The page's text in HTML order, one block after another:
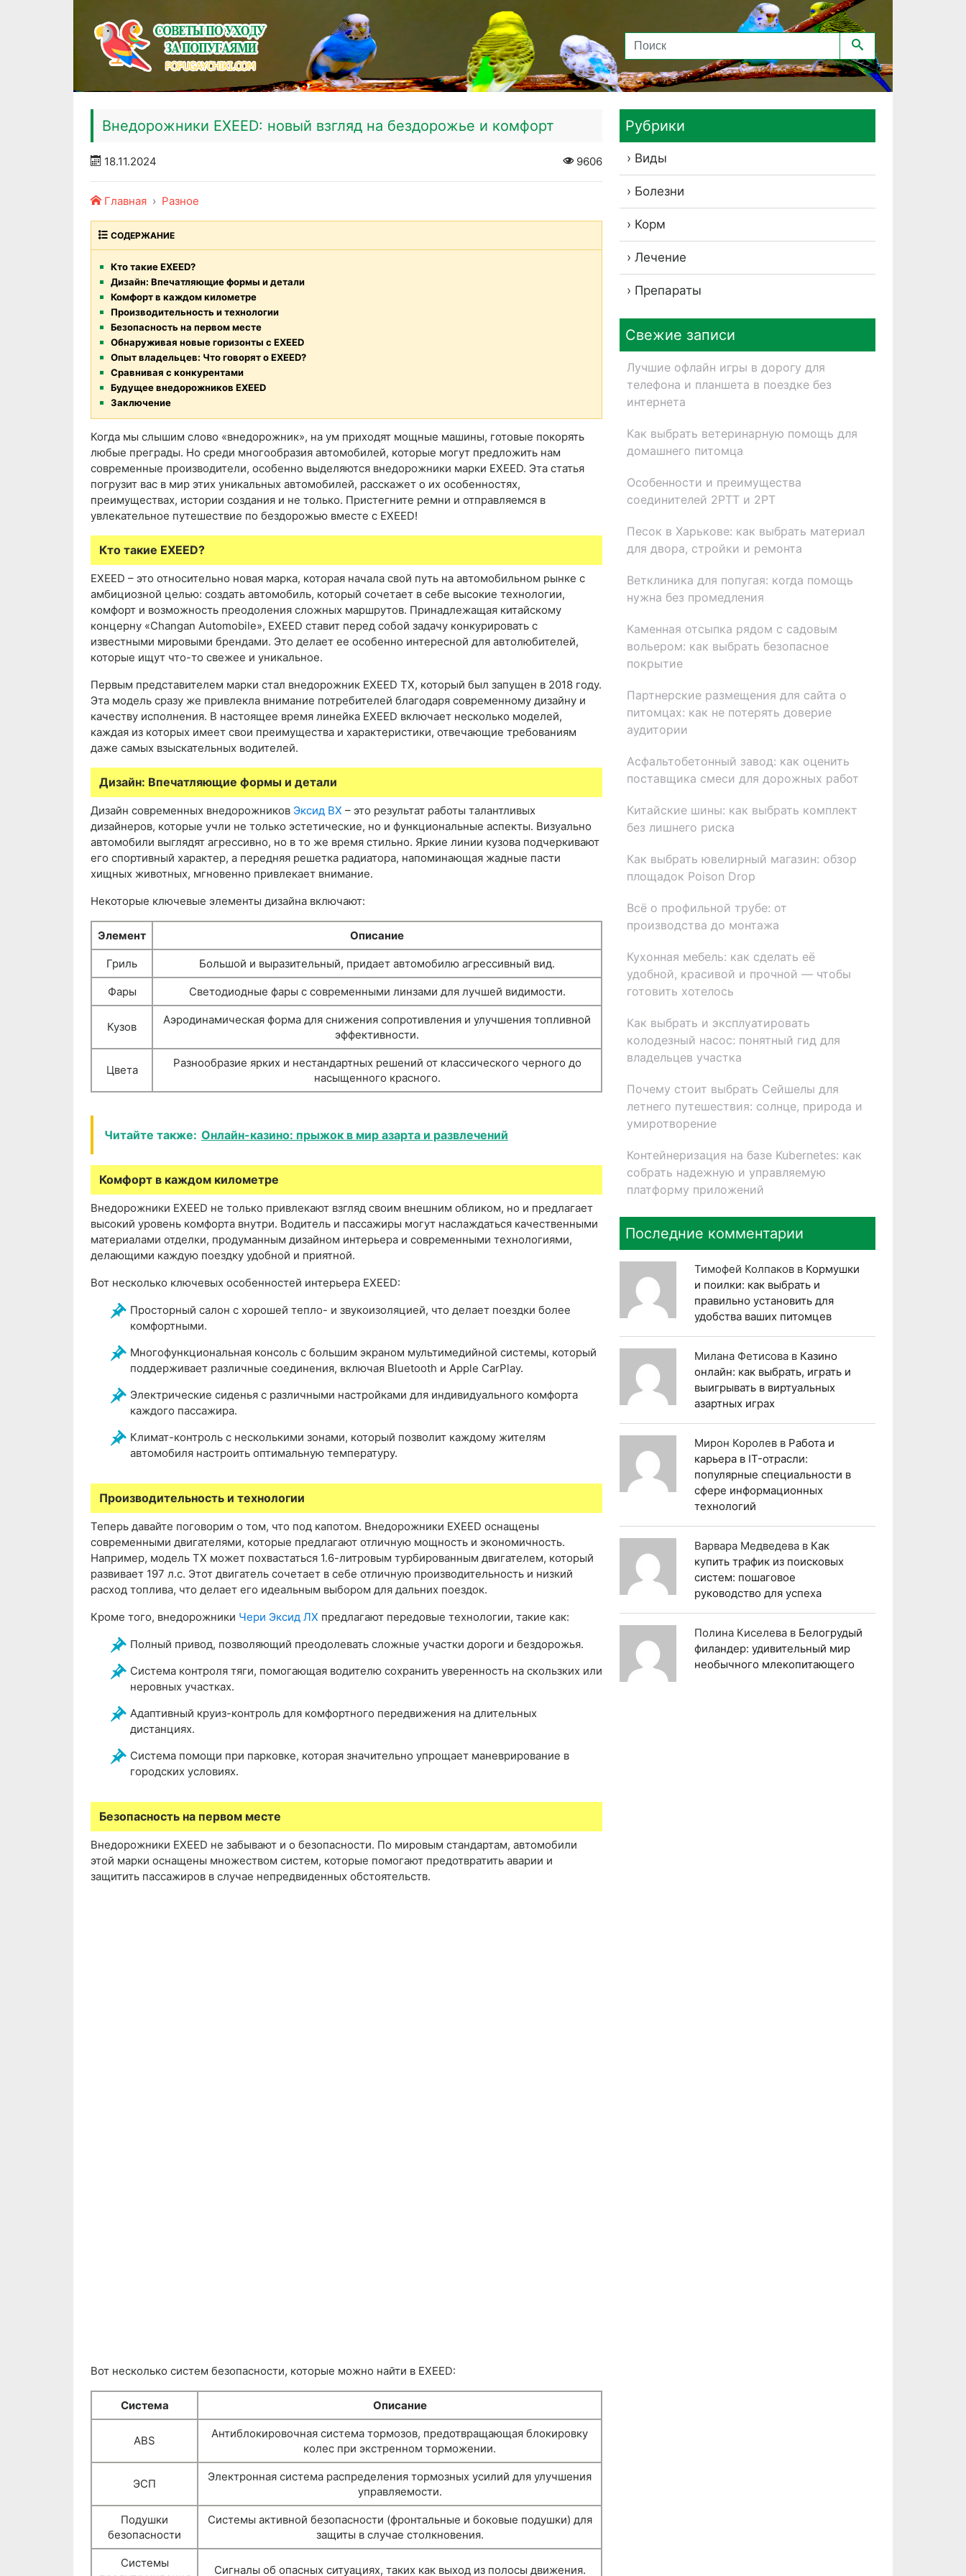
Внедорожники EXEED: новый взгляд на бездорожье и комфорт
18.11.2024 9606
Главная Разное
СОДЕРЖАНИЕ
Кто такие EXEED?
Дизайн: Впечатляющие формы и детали
Комфорт в каждом километре
Производительность и технологии
Безопасность на первом месте
Обнаруживая новые горизонты с EXEED
Опыт владельцев: Что говорят о EXEED?
Сравнивая с конкурентами
Будущее внедорожников EXEED
Заключение
Когда мы слышим слово «внедорожник», на ум приходят мощные машины, готовые покорять
любые преграды. Но среди многообразия автомобилей, которые могут предложить нам
современные производители, особенно выделяются внедорожники марки EXEED. Эта статья
погрузит вас в мир этих уникальных автомобилей, расскажет о их особенностях,
преимуществах, истории создания и не только. Пристегните ремни и отправляемся в
увлекательное путешествие по бездорожью вместе с EXEED!
Кто такие EXEED?
EXEED – это относительно новая марка, которая начала свой путь на автомобильном рынке с
амбициозной целью: создать автомобиль, который сочетает в себе высокие технологии,
комфорт и возможность преодоления сложных маршрутов. Принадлежащая китайскому
концерну «Changan Automobile», EXEED ставит перед собой задачу конкурировать с
известными мировыми брендами. Это делает ее особенно интересной для автолюбителей,
которые ищут что-то свежее и уникальное.
Первым представителем марки стал внедорожник EXEED TX, который был запущен в 2018 году.
Эта модель сразу же привлекла внимание потребителей благодаря современному дизайну и
качеству исполнения. В настоящее время линейка EXEED включает несколько моделей,
каждая из которых имеет свои преимущества и характеристики, отвечающие требованиям
даже самых взыскательных водителей.
Дизайн: Впечатляющие формы и детали
Дизайн современных внедорожников Эксид ВХ – это результат работы талантливых
дизайнеров, которые учли не только эстетические, но и функциональные аспекты. Визуально
автомобили выглядят агрессивно, но в то же время стильно. Яркие линии кузова подчеркивают
его спортивный характер, а передняя решетка радиатора, напоминающая жадные пасти
хищных животных, мгновенно привлекает внимание.
Некоторые ключевые элементы дизайна включают:
Элемент Описание
Гриль Большой и выразительный, придает автомобилю агрессивный вид.
Фары Светодиодные фары с современными линзами для лучшей видимости.
Кузов
Аэродинамическая форма для снижения сопротивления и улучшения топливной
эффективности.
Цвета
Разнообразие ярких и нестандартных решений от классического черного до
насыщенного красного.
Читайте также: Онлайн-казино: прыжок в мир азарта и развлечений
Комфорт в каждом километре
Внедорожники EXEED не только привлекают взгляд своим внешним обликом, но и предлагает
высокий уровень комфорта внутри. Водитель и пассажиры могут наслаждаться качественными
материалами отделки, продуманным дизайном интерьера и современными технологиями,
делающими каждую поездку удобной и приятной.
Вот несколько ключевых особенностей интерьера EXEED:
Просторный салон с хорошей тепло- и звукоизоляцией, что делает поездки более
комфортными.
Многофункциональная консоль с большим экраном мультимедийной системы, который
поддерживает различные соединения, включая Bluetooth и Apple CarPlay.
Электрические сиденья с различными настройками для индивидуального комфорта
каждого пассажира.
Климат-контроль с несколькими зонами, который позволит каждому жителям
автомобиля настроить оптимальную температуру.
Производительность и технологии
Теперь давайте поговорим о том, что под капотом. Внедорожники EXEED оснащены
современными двигателями, которые предлагают отличную мощность и экономичность.
Например, модель TX может похвастаться 1.6-литровым турбированным двигателем, который
развивает 197 л.с. Этот двигатель сочетает в себе отличную производительность и низкий
расход топлива, что делает его идеальным выбором для дальних поездок.
Кроме того, внедорожники Чери Эксид ЛХ предлагают передовые технологии, такие как:
Полный привод, позволяющий преодолевать сложные участки дороги и бездорожья.
Система контроля тяги, помогающая водителю сохранить уверенность на скользких или
неровных участках.
Адаптивный круиз-контроль для комфортного передвижения на длительных
дистанциях.
Система помощи при парковке, которая значительно упрощает маневрирование в
городских условиях.
Безопасность на первом месте
Внедорожники EXEED не забывают и о безопасности. По мировым стандартам, автомобили
этой марки оснащены множеством систем, которые помогают предотвратить аварии и
защитить пассажиров в случае непредвиденных обстоятельств.
Вот несколько систем безопасности, которые можно найти в EXEED:
Система Описание
ABS
Антиблокировочная система тормозов, предотвращающая блокировку
колес при экстренном торможении.
ЭСП
Электронная система распределения тормозных усилий для улучшения
управляемости.
Подушки
безопасности
Системы активной безопасности (фронтальные и боковые подушки) для
защиты в случае столкновения.
Системы
Сигналы об опасных ситуациях, таких как выход из полосы движения.
Рубрики
Виды
Болезни
Корм
Лечение
Препараты
Свежие записи
Лучшие офлайн игры в дорогу для
телефона и планшета в поездке без
интернета
Как выбрать ветеринарную помощь для
домашнего питомца
Особенности и преимущества
соединителей 2РТТ и 2РТ
Песок в Харькове: как выбрать материал
для двора, стройки и ремонта
Ветклиника для попугая: когда помощь
нужна без промедления
Каменная отсыпка рядом с садовым
вольером: как выбрать безопасное
покрытие
Партнерские размещения для сайта о
питомцах: как не потерять доверие
аудитории
Асфальтобетонный завод: как оценить
поставщика смеси для дорожных работ
Китайские шины: как выбрать комплект
без лишнего риска
Как выбрать ювелирный магазин: обзор
площадок Poison Drop
Всё о профильной трубе: от
производства до монтажа
Кухонная мебель: как сделать её
удобной, красивой и прочной — чтобы
готовить хотелось
Как выбрать и эксплуатировать
колодезный насос: понятный гид для
владельцев участка
Почему стоит выбрать Сейшелы для
летнего путешествия: солнце, природа и
умиротворение
Контейнеризация на базе Kubernetes: как
собрать надежную и управляемую
платформу приложений
Последние комментарии
Тимофей Колпаков в Кормушки
и поилки: как выбрать и
правильно установить для
удобства ваших питомцев
Милана Фетисова в Казино
онлайн: как выбрать, играть и
выигрывать в виртуальных
азартных играх
Мирон Королев в Работа и
карьера в IT-отрасли:
популярные специальности в
сфере информационных
технологий
Варвара Медведева в Как
купить трафик из поисковых
систем: пошаговое
руководство для успеха
Полина Киселева в Белогрудый
филандер: удивительный мир
необычного млекопитающего